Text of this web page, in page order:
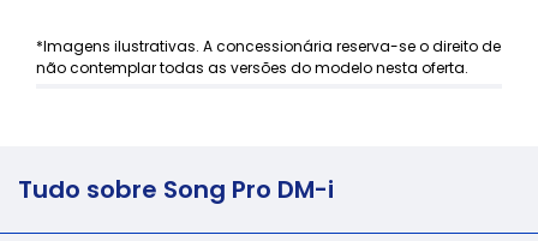
*Imagens ilustrativas. A concessionária reserva-se o direito de
não contemplar todas as versões do modelo nesta oferta.
Tudo sobre Song Pro DM-i